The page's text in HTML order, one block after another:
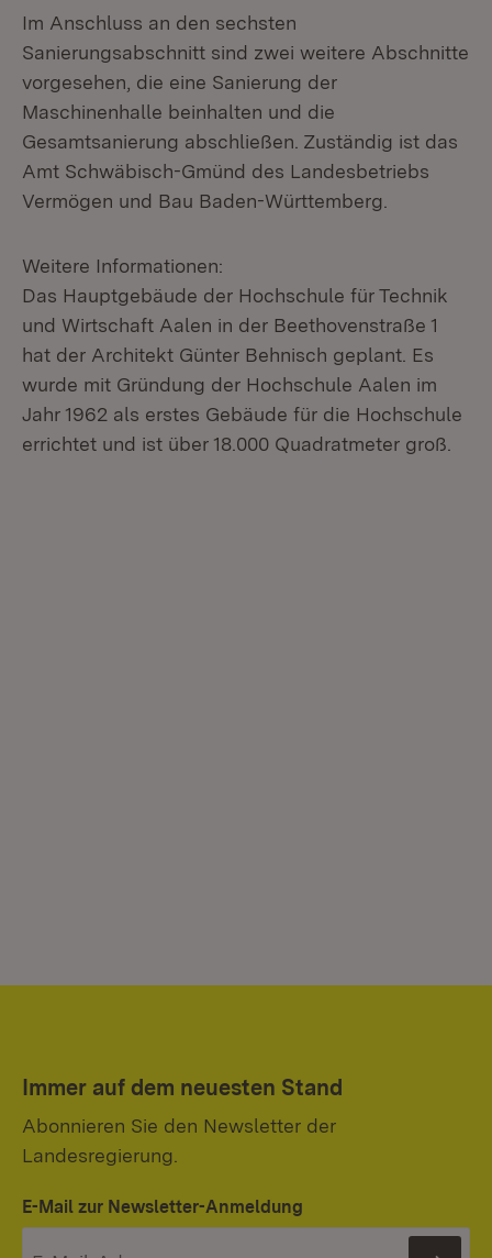
Im Anschluss an den sechsten
Sanierungsabschnitt sind zwei weitere Abschnitte
vorgesehen, die eine Sanierung der
Maschinenhalle beinhalten und die
Gesamtsanierung abschließen. Zuständig ist das
Amt Schwäbisch-Gmünd des Landesbetriebs
Vermögen und Bau Baden-Württemberg.
Weitere Informationen:
Das Hauptgebäude der Hochschule für Technik
und Wirtschaft Aalen in der Beethovenstraße 1
hat der Architekt Günter Behnisch geplant. Es
wurde mit Gründung der Hochschule Aalen im
Jahr 1962 als erstes Gebäude für die Hochschule
errichtet und ist über 18.000 Quadratmeter groß.
Immer auf dem neuesten Stand
Abonnieren Sie den Newsletter der
Landesregierung.
E-Mail zur Newsletter-Anmeldung